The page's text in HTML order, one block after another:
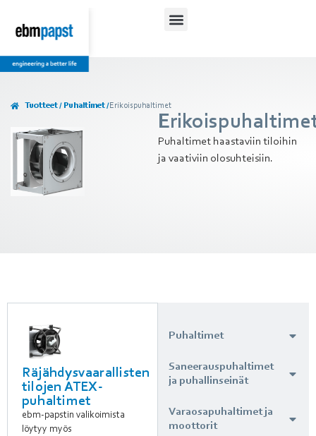
Tuotteet / Puhaltimet /Erikoispuhaltimet
Puhaltimet haastaviin tiloihin
ja vaativiin olosuhteisiin.
Räjähdysvaarallisten
tilojen ATEX-
puhaltimet
ebm-papstin valikoimista
löytyy myös
Puhaltimet
Saneerauspuhaltimet
ja puhallinseinät
Varaosapuhaltimet ja
moottorit